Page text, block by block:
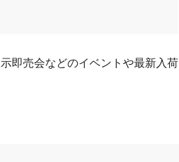
即売会などのイベントや最新入荷